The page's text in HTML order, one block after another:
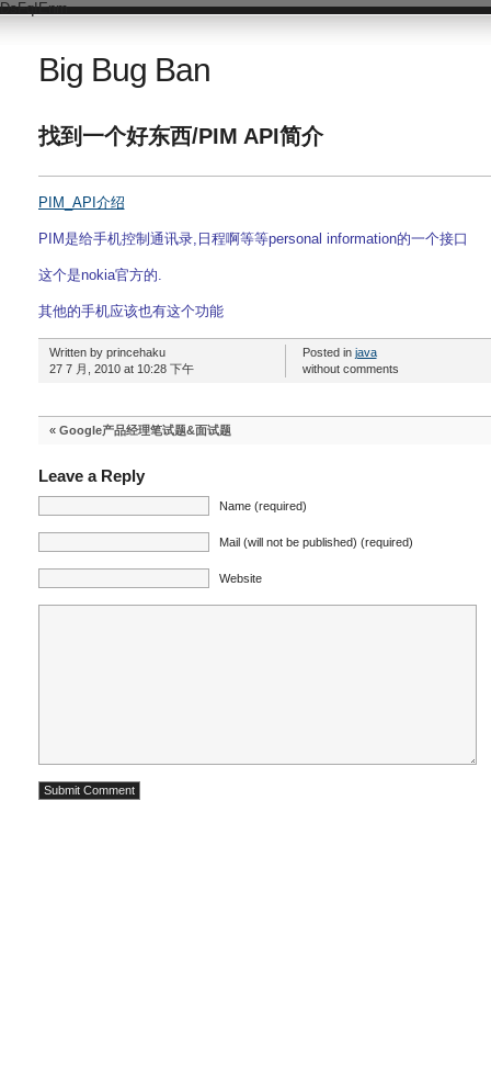
DsFqIEnm
Big Bug Ban
找到一个好东西/PIM API简介
PIM_API介绍
PIM是给手机控制通讯录,日程啊等等personal information的一个接口
这个是nokia官方的.
其他的手机应该也有这个功能
Written by princehaku
27 7 月, 2010 at 10:28 下午
Posted in java
without comments
« Google产品经理笔试题&面试题
Leave a Reply
Name (required)
Mail (will not be published) (required)
Website